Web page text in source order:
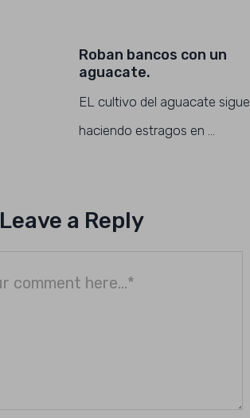
Roban bancos con un
aguacate.
EL cultivo del aguacate sigue
haciendo estragos en …
Leave a Reply